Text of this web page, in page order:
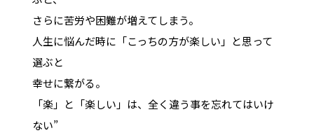
さらに苦労や困難が増えてしまう。
人生に悩んだ時に「こっちの方が楽しい」と思って
選ぶと
幸せに繋がる。
「楽」と「楽しい」は、全く違う事を忘れてはいけ
ない”